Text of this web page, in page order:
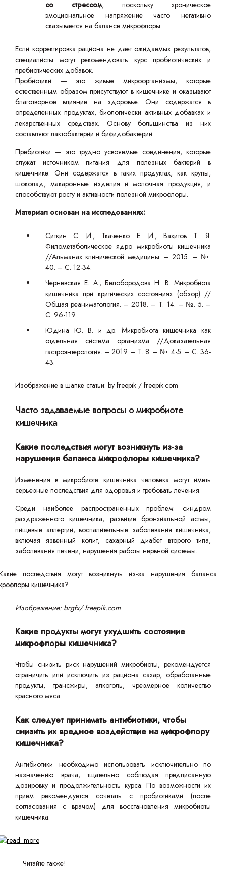
со стрессом, поскольку хроническое
эмоциональное напряжение часто негативно
сказывается на балансе микрофлоры.
Если корректировка рациона не дает ожидаемых результатов,
специалисты могут рекомендовать курс пробиотических и
пребиотических добавок.
Пробиотики — это живые микроорганизмы, которые
естественным образом присутствуют в кишечнике и оказывают
благотворное влияние на здоровье. Они содержатся в
определенных продуктах, биологически активных добавках и
лекарственных средствах. Основу большинства из них
составляют лактобактерии и бифидобактерии.
Пребиотики — это трудно усвояемые соединения, которые
служат источником питания для полезных бактерий в
кишечнике. Они содержатся в таких продуктах, как крупы,
шоколад, макаронные изделия и молочная продукция, и
способствуют росту и активности полезной микрофлоры.
Материал основан на исследованиях:
Ситкин С. И., Ткаченко Е. И., Вахитов Т. Я.
Филометаболическое ядро микробиоты кишечника
//Альманах клинической медицины. – 2015. – №.
40. – С. 12-34.
Черневская Е. А., Белобородова Н. В. Микробиота
кишечника при критических состояниях (обзор) //
Общая реаниматология. – 2018. – Т. 14. – №. 5. –
С. 96-119.
Юдина Ю. В. и др. Микробиота кишечника как
отдельная система организма //Доказательная
гастроэнтерология. – 2019. – Т. 8. – №. 4-5. – С. 36-
43.
Изображение в шапке статьи: by freepik / freepik.com
Часто задаваемые вопросы о микробиоте
кишечника
Какие последствия могут возникнуть из-за
нарушения баланса микрофлоры кишечника?
Изменения в микробиоте кишечника человека могут иметь
серьезные последствия для здоровья и требовать лечения.
Среди наиболее распространенных проблем: синдром
раздраженного кишечника, развитие бронхиальной астмы,
пищевые аллергии, воспалительные заболевания кишечника,
включая язвенный колит, сахарный диабет второго типа,
заболевания печени, нарушения работы нервной системы.
Изображение: brgfx/ freepik.com
Какие продукты могут ухудшить состояние
микрофлоры кишечника?
Чтобы снизить риск нарушений микробиоты, рекомендуется
ограничить или исключить из рациона сахар, обработанные
продукты, трансжиры, алкоголь, чрезмерное количество
красного мяса.
Как следует принимать антибиотики, чтобы
снизить их вредное воздействие на микрофлору
кишечника?
Антибиотики необходимо использовать исключительно по
назначению врача, тщательно соблюдая предписанную
дозировку и продолжительность курса. По возможности их
прием рекомендуется сочетать с пробиотиками (после
согласования с врачом) для восстановления микробиоты
кишечника.
Читайте также!